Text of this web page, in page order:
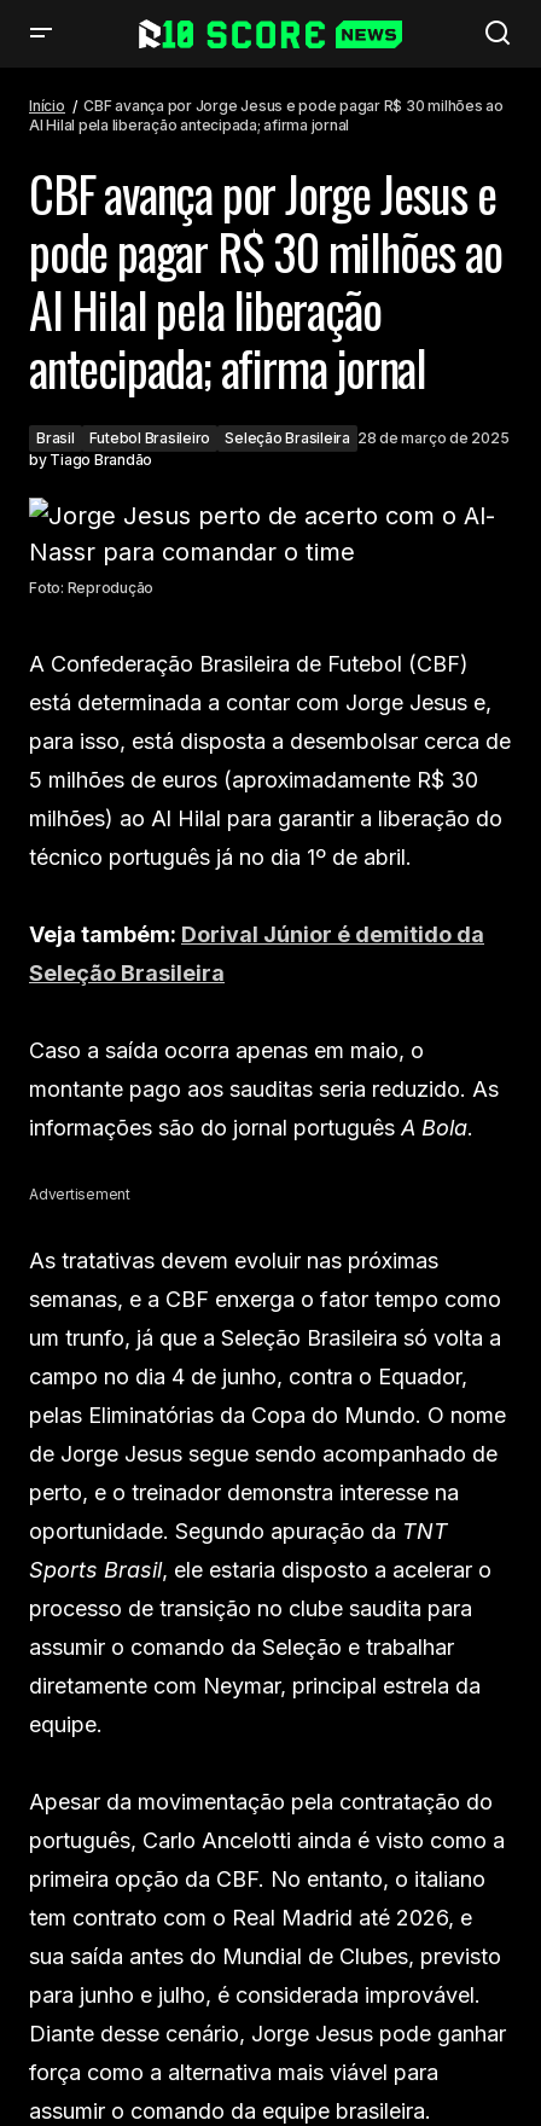
liberação antecipada; afirma jornal
Início
CBF avança por Jorge Jesus e pode pagar R$ 30 milhões ao
Al Hilal pela liberação antecipada; afirma jornal
CBF avança por Jorge Jesus e
pode pagar R$ 30 milhões ao
Al Hilal pela liberação
antecipada; afirma jornal
Brasil Futebol Brasileiro Seleção Brasileira 28 de março de 2025
by Tiago Brandão
Foto: Reprodução
A Confederação Brasileira de Futebol (CBF)
está determinada a contar com Jorge Jesus e,
para isso, está disposta a desembolsar cerca de
5 milhões de euros (aproximadamente R$ 30
milhões) ao Al Hilal para garantir a liberação do
técnico português já no dia 1º de abril.
Veja também: Dorival Júnior é demitido da
Seleção Brasileira
Caso a saída ocorra apenas em maio, o
montante pago aos sauditas seria reduzido. As
informações são do jornal português A Bola.
Advertisement
As tratativas devem evoluir nas próximas
semanas, e a CBF enxerga o fator tempo como
um trunfo, já que a Seleção Brasileira só volta a
campo no dia 4 de junho, contra o Equador,
pelas Eliminatórias da Copa do Mundo. O nome
de Jorge Jesus segue sendo acompanhado de
perto, e o treinador demonstra interesse na
oportunidade. Segundo apuração da TNT
Sports Brasil, ele estaria disposto a acelerar o
processo de transição no clube saudita para
assumir o comando da Seleção e trabalhar
diretamente com Neymar, principal estrela da
equipe.
Apesar da movimentação pela contratação do
português, Carlo Ancelotti ainda é visto como a
primeira opção da CBF. No entanto, o italiano
tem contrato com o Real Madrid até 2026, e
sua saída antes do Mundial de Clubes, previsto
para junho e julho, é considerada improvável.
Diante desse cenário, Jorge Jesus pode ganhar
força como a alternativa mais viável para
assumir o comando da equipe brasileira.